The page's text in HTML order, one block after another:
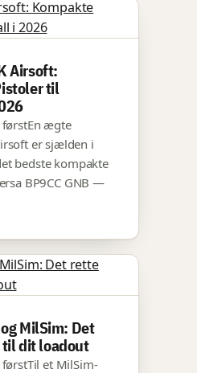
Airsoft:
til
førstEn ægte
er sjælden i
bedste kompakte
BP9CC GNB —
MilSim: Det
dit loadout
et MilSim-